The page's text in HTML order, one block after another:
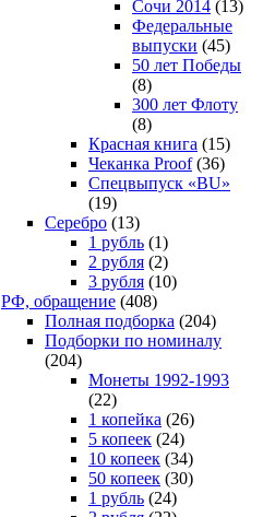
Сочи 2014 (13)
Федеральные
выпуски (45)
50 лет Победы
(8)
300 лет Флоту
(8)
Красная книга (15)
Чеканка Proof(36)
Спецвыпуск «BU»
(19)
Серебро (13)
1 рубль (1)
2 рубля (2)
3 рубля (10)
РФ, обращение (408)
Полная подборка (204)
Подборки по номиналу
(204)
Монеты 1992-1993
(22)
1 копейка (26)
5 копеек (24)
10 копеек (34)
50 копеек (30)
1 рубль (24)